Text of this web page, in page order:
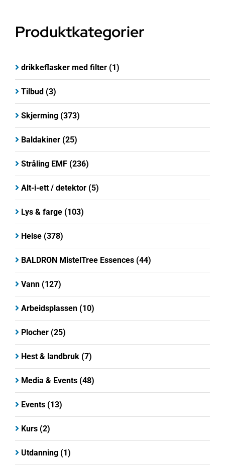
Produktkategorier
drikkeflasker med filter (1)
Tilbud (3)
Skjerming (373)
Baldakiner (25)
Stråling EMF (236)
Alt-i-ett / detektor (5)
Lys & farge (103)
Helse (378)
BALDRON MistelTree Essences (44)
Vann (127)
Arbeidsplassen (10)
Plocher (25)
Hest & landbruk (7)
Media & Events (48)
Events (13)
Kurs (2)
Utdanning (1)